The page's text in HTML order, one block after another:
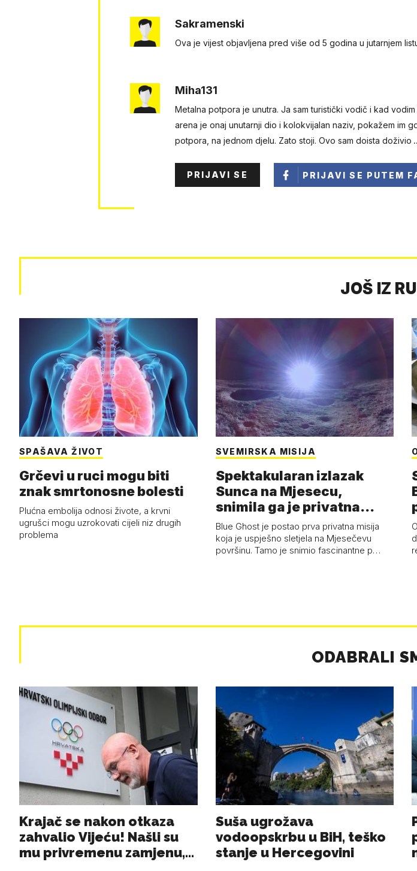
Sakramenski
Ova je vijest objavljena pred više od 5 godina u jutarnjem
Miha131
Metalna potpora je unutra. Ja sam turistički vodič i kad
arena je onaj unutarnji dio i kolokvijalan naziv, pokažem im
potpora, na jednom djelu. Zato stoji. Ovo sam doista doživio
PRIJAVI SE PRIJAVI SE PUTEM
JOŠ IZ
SPAŠAVA ŽIVOT
Grčevi u ruci mogu biti
znak smrtonosne bolesti
Plućna embolija odnosi živote, a krvni
ugrušci mogu uzrokovati cijeli niz drugih
problema
SVEMIRSKA MISIJA
Spektakularan izlazak
Sunca na Mjesecu,
snimila ga je privatna
letjelica - 'Pla…
Blue Ghost je postao prva privatna misija
koja je uspješno sletjela na Mjesečevu
površinu. Tamo je snimio fascinantne p…